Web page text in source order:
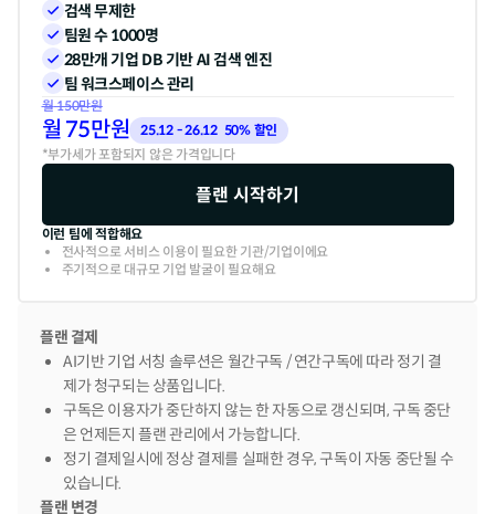
검색 무제한
팀원 수 1000명
28만개 기업 DB 기반 AI 검색 엔진
팀 워크스페이스 관리
월150만원
월 75만원
25.12 - 26.12  50% 할인
*부가세가 포함되지 않은 가격입니다
플랜 시작하기
이런 팀에 적합해요
전사적으로 서비스 이용이 필요한 기관/기업이에요
주기적으로 대규모 기업 발굴이 필요해요
플랜 결제
AI기반 기업 서칭 솔루션은 월간구독 / 연간구독에 따라 정기 결
제가 청구되는 상품입니다.
구독은 이용자가 중단하지 않는 한 자동으로 갱신되며, 구독 중단
은 언제든지 플랜 관리에서 가능합니다.
정기 결제일시에 정상 결제를 실패한 경우, 구독이 자동 중단될 수
있습니다.
플랜 변경